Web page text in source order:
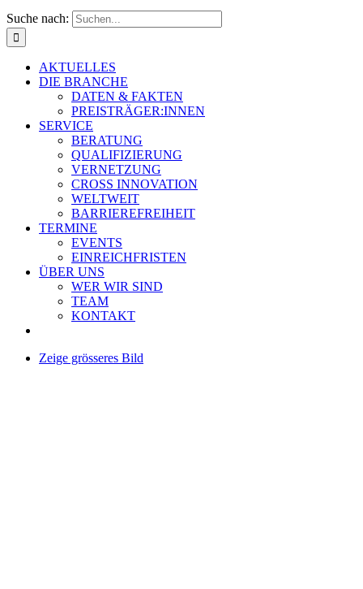
Suche nach:
AKTUELLES
DIE BRANCHE
DATEN & FAKTEN
PREISTRÄGER:INNEN
SERVICE
BERATUNG
QUALIFIZIERUNG
VERNETZUNG
CROSS INNOVATION
WELTWEIT
BARRIEREFREIHEIT
TERMINE
EVENTS
EINREICHFRISTEN
ÜBER UNS
WER WIR SIND
TEAM
KONTAKT
Zeige grösseres Bild